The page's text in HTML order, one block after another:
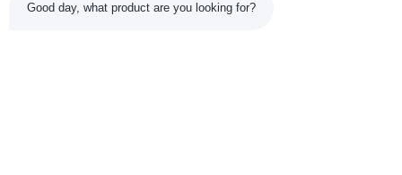
Stahlkonstruktion
Architektonischer
Good day, what product are you looking for?